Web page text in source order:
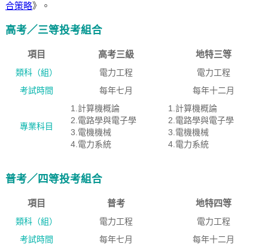
合策略》。
高考／三等投考組合
項目 高考三級 地特三等
類科（組） 電力工程
電力工程
考試時間
每年七月 每年十二月
專業科目
1.計算機概論
2.電路學與電子學
3.電機機械
4.電力系統
1.計算機概論
2.電路學與電子學
3.電機機械
4.電力系統
普考／四等投考組合
項目 普考 地特四等
類科（組） 電力工程
電力工程
考試時間
每年七月 每年十二月